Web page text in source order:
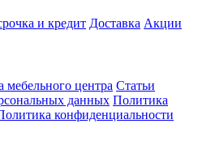
и кредит Доставка Акции
мебельного центра Статьи
данных Политика
конфиденциальности